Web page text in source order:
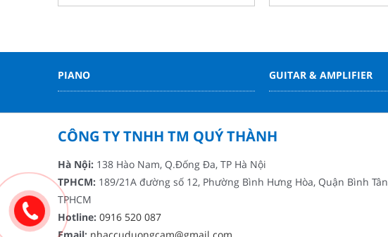
PIANO GUITAR & AMPLIFIER
CÔNG TY TNHH TM QUÝ THÀNH
Hà Nội: 138 Hào Nam, Q.Đống Đa, TP Hà Nội
TPHCM: 189/21A đường số 12, Phường Bình Hưng Hòa, Quận Bình Tân
TPHCM
Hotline: 0916 520 087